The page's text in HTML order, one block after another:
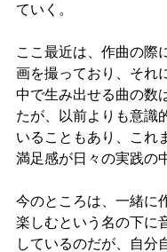
ていく。
ここ最近は、作曲の際
画を撮っており、それ
中で生み出せる曲の数
たが、以前よりも意識
いることもあり、これ
満足感が日々の実践の
今のところは、一緒に
楽しむという名の下に
しているのだが、自分